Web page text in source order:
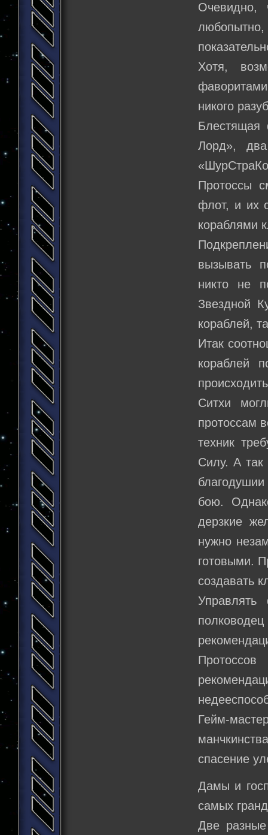
Очевидно,
Хотя,
никого
Блестящая
Лорд»,
Протоссы
флот, и их
кораблями
вызывать
никто не
Звездной
кораблей,
Итак
кораблей
Ситхи
протоссам
техник
Силу. А так
бою.
дерзкие
нужно
готовыми.
создавать
Управлять
Гейм-
спасение
Дамы и
самых
Две